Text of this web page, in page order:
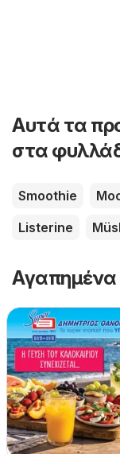
Αυτά τα
στα
Smoothie
Listerine
Αγαπημένα